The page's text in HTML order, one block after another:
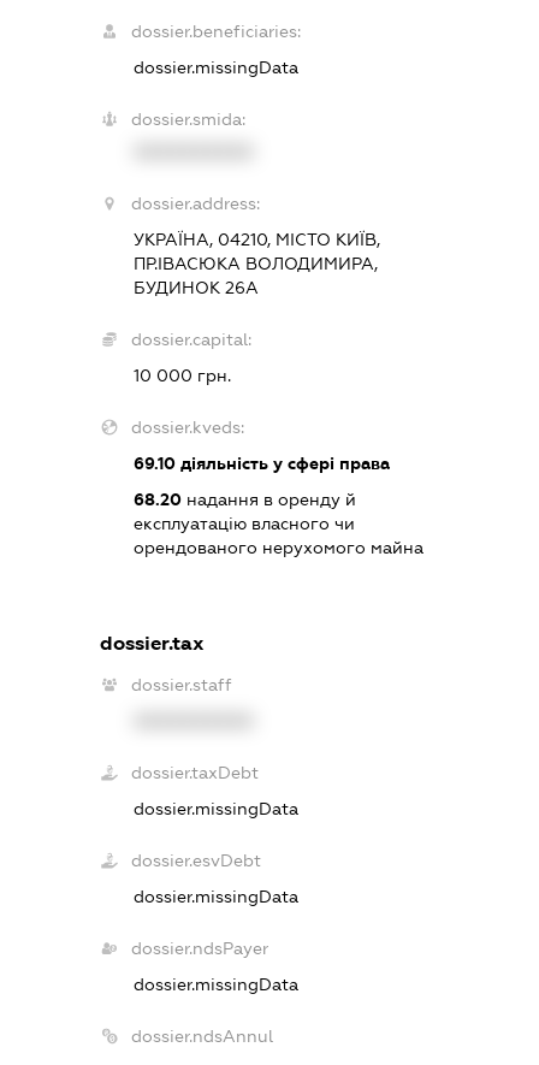
dossier.beneficiaries:
dossier.missingData
dossier.smida:
dossier.address:
УКРАЇНА, 04210, МІСТО КИЇВ,
ПР.ІВАСЮКА ВОЛОДИМИРА,
БУДИНОК 26А
dossier.capital:
10 000 грн.
dossier.kveds:
69.10 діяльність у сфері права
68.20 надання в оренду й
експлуатацію власного чи
орендованого нерухомого майна
dossier.tax
dossier.staff
dossier.taxDebt
dossier.missingData
dossier.esvDebt
dossier.missingData
dossier.ndsPayer
dossier.missingData
dossier.ndsAnnul